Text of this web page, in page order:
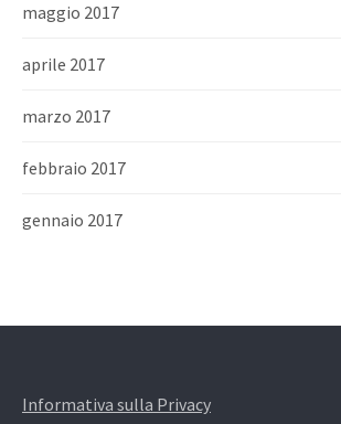
maggio 2017
aprile 2017
marzo 2017
febbraio 2017
gennaio 2017
Informativa sulla Privacy